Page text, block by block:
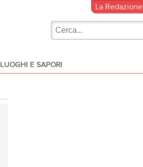
La Redazione
LUOGHI E SAPORI